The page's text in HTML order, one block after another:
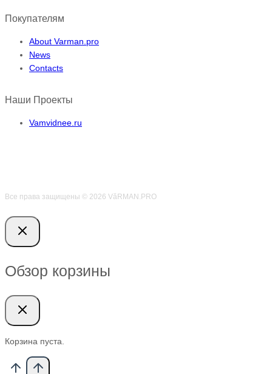
Покупателям
About Varman.pro
News
Contacts
Наши Проекты
Vamvidnee.ru
Все права защищены © 2026 VӑRMAN.PRO
Обзор корзины
Корзина пуста.